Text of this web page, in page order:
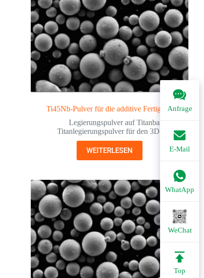
Anfrage
E-Mail
WhatApp
WeChat
Top
Ti45Nb-Pulver für die additive Fertigung
Legierungspulver auf Titanbasis
Titanlegierungspulver für den 3D-Druck
WEITERLESEN